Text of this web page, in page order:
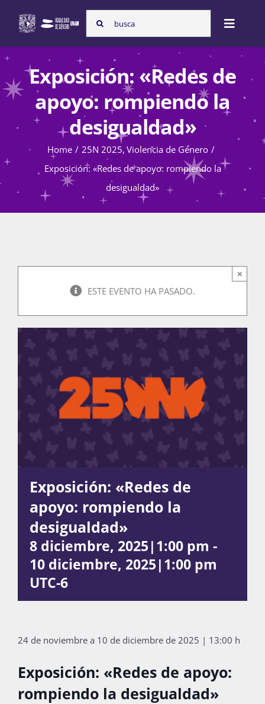
content
Search
for:
Toggle
Inicio
Nosotras
Programas
Atención de la violencia de género
Blog
Súmate
Publicaciones
Bienvenida generación 2027-1
Exposición: «Redes de
apoyo: rompiendo la
desigualdad»
Home 25N 2025 Violencia de Género
Exposición: «Redes de apoyo: rompiendo la
desigualdad»
ESTE EVENTO HA PASADO.
×
Exposición: «Redes de
apoyo: rompiendo la
desigualdad»
8 diciembre, 2025|1:00 pm -
10 diciembre, 2025|1:00 pm
UTC-6
24 de noviembre a 10 de diciembre de 2025 | 13:00 h
Exposición: «Redes de apoyo:
rompiendo la desigualdad»